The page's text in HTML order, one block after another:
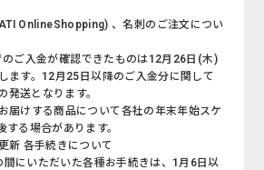
OnlineShopping) 、名刺のご注文につい
ご入金が確認できたものは12月26日(木)
ます。12月25日以降のご入金分に関して
発送となります。
届けする商品について各社の年末年始スケ
する場合があります。
新 各手続きについて
にいただいた各種お手続きは、1月6日以